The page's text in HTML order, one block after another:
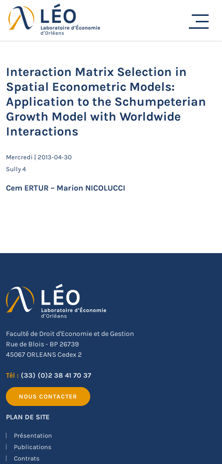
Passer
au
contenu
Actualités
Accueil Actualités
with Worldwide Interactions
Interaction Matrix Selection in
Spatial Econometric Models:
Application to the Schumpeterian
Growth Model with Worldwide
Interactions
Mercredi | 2013-04-30
Sully 4
Cem ERTUR – Marion NICOLUCCI
Faculté de Droit d'Economie et de Gestion
Rue de Blois - BP 26739
45067 ORLEANS Cedex 2
Tél : (33) (0)2 38 41 70 37
NOUS CONTACTER
PLAN DE SITE
Présentation
Publications
Contrats